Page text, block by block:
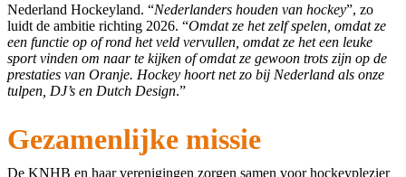
Nederland Hockeyland. “Nederlanders houden van hockey”, zo
luidt de ambitie richting 2026. “Omdat ze het zelf spelen, omdat ze
een functie op of rond het veld vervullen, omdat ze het een leuke
sport vinden om naar te kijken of omdat ze gewoon trots zijn op de
prestaties van Oranje. Hockey hoort net zo bij Nederland als onze
tulpen, DJ’s en Dutch Design.”
Gezamenlijke missie
De KNHB en haar verenigingen zorgen samen voor hockeyplezier